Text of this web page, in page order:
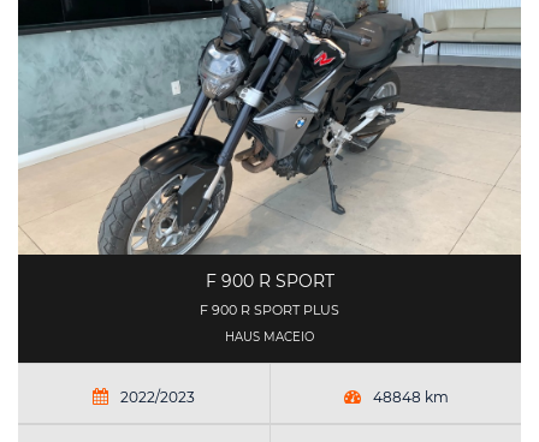
F 900 R SPORT
F 900 R SPORT PLUS
HAUS MACEIO
2022/2023 48848 km